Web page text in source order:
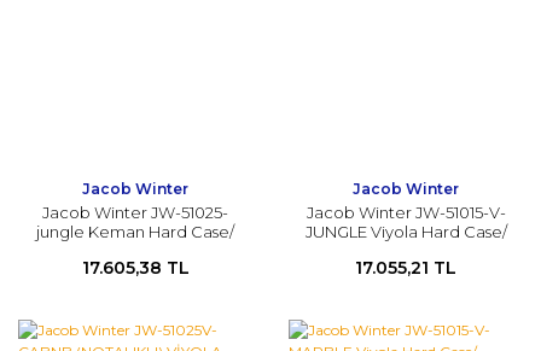
Jacob Winter
Jacob Winter JW-51025-
jungle Keman Hard Case/
17.605,38 TL
Jacob Winter
Jacob Winter JW-51015-V-
JUNGLE Viyola Hard Case/
17.055,21 TL